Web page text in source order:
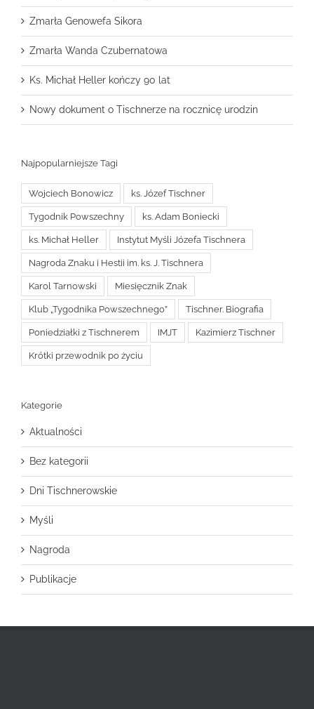
Zmarła Genowefa Sikora
Zmarła Wanda Czubernatowa
Ks. Michał Heller kończy 90 lat
Nowy dokument o Tischnerze na rocznicę urodzin
Najpopularniejsze Tagi
Wojciech Bonowicz ks. Józef Tischner
Tygodnik Powszechny ks. Adam Boniecki
ks. Michał Heller Instytut Myśli Józefa Tischnera
Nagroda Znaku i Hestii im. ks. J. Tischnera
Karol Tarnowski Miesięcznik Znak
Klub „Tygodnika Powszechnego” Tischner. Biografia
Poniedziałki z Tischnerem IMJT Kazimierz Tischner
Krótki przewodnik po życiu
Kategorie
Aktualności
Bez kategorii
Dni Tischnerowskie
Myśli
Nagroda
Publikacje